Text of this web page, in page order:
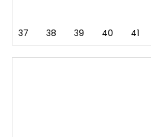
37 38 39 40 41